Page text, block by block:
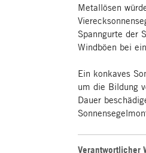
Metallösen
Spanngurte der
Windböen bei
Ein konkaves
um die Bildung
Dauer
Verantwortlicher